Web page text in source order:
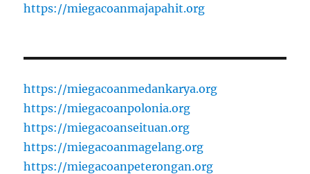
https://miegacoanmajapahit.org
https://miegacoanmedankarya.org
https://miegacoanpolonia.org
https://miegacoanseituan.org
https://miegacoanmagelang.org
https://miegacoanpeterongan.org